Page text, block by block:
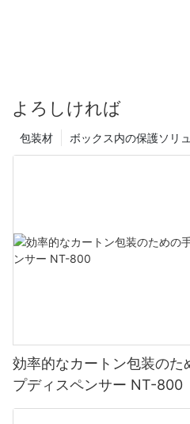
よろしければ
ボックス内の保護ソリ
包装材
効率的なカートン包装のた
プディスペンサー NT-800